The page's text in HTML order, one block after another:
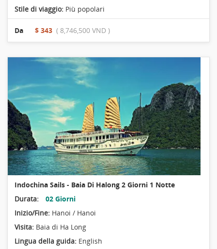
Stile di viaggio: Più popolari
Da $ 343 ( 8,746,500 VND )
Indochina Sails - Baia Di Halong 2 Giorni 1 Notte
Durata:
02 Giorni
Inizio/Fine: Hanoi / Hanoi
Visita: Baia di Ha Long
Lingua della guida: English